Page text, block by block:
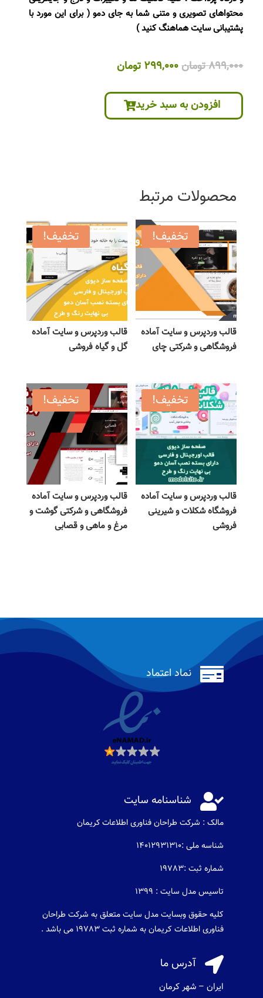
محتواهای تصویری و متنی شما به جای دمو ( برای این مورد با
پشتیبانی سایت هماهنگ کنید )
899,000تومانقیمت
899,000 تومان
بود.
299,000 تومانقیمت
است.
افزودن به سبد خرید
محصولات مرتبط
تخفیف!
قالب وردپرس و سایت آماده
فروشگاهی و شرکتی چای
تخفیف!
قالب وردپرس و سایت آماده
گل و گیاه فروشی
تخفیف!
قالب وردپرس و سایت آماده
فروشگاه شکلات و شیرینی
فروشی
تخفیف!
قالب وردپرس و سایت آماده
فروشگاهی و شرکتی گوشت و
مرغ و ماهی و قصابی
 نماد اعتماد
 شناسنامه سایت
مالک : شرکت طراحان فناوری اطلاعات كريمان
شناسه ملی :14012931310
شماره ثبت :19783
تاسیس مدل سایت : 1399
کلیه حقوق وبسایت مدل سایت متعلق به شرکت طراحان
فناوری اطلاعات کریمان به شماره ثبت 19783 می باشد .
 آدرس ما
ایران – شهر کرمان